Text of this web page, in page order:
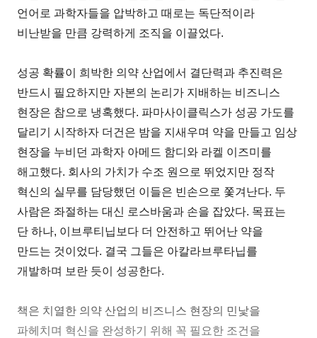
언어로 과학자들을 압박하고 때로는 독단적이라
비난받을 만큼 강력하게 조직을 이끌었다.
성공 확률이 희박한 의약 산업에서 결단력과 추진력은
반드시 필요하지만 자본의 논리가 지배하는 비즈니스
현장은 참으로 냉혹했다. 파마사이클릭스가 성공 가도를
달리기 시작하자 더건은 밤을 지새우며 약을 만들고 임상
현장을 누비던 과학자 아메드 함디와 라켈 이즈미를
해고했다. 회사의 가치가 수조 원으로 뛰었지만 정작
혁신의 실무를 담당했던 이들은 빈손으로 쫓겨난다. 두
사람은 좌절하는 대신 로스바움과 손을 잡았다. 목표는
단 하나, 이브루티닙보다 더 안전하고 뛰어난 약을
만드는 것이었다. 결국 그들은 아칼라브루타닙를
개발하며 보란 듯이 성공한다.
책은 치열한 의약 산업의 비즈니스 현장의 민낯을
파헤치며 혁신을 완성하기 위해 꼭 필요한 조건을